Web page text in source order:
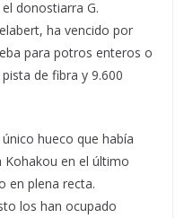
donostiarra G.
ha vencido por
para potros enteros o
de fibra y 9.600
hueco que había
Kohakou en el último
en plena recta.
los han ocupado